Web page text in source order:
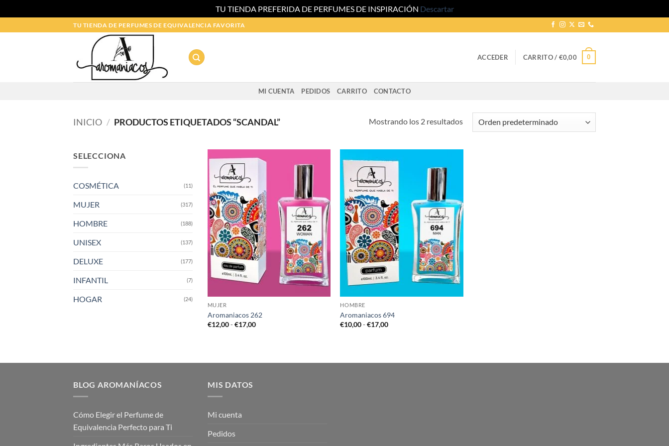
TU TIENDA PREFERIDA DE PERFUMES DE INSPIRACIÓN Descartar
al
TU TIENDA DE PERFUMES DE EQUIVALENCIA FAVORITA
ACCEDER CARRITO / €0,00 0
MI CUENTA PEDIDOS CARRITO CONTACTO
INICIO / PRODUCTOS ETIQUETADOS “SCANDAL” Mostrando los 2 resultados
SELECCIONA
COSMÉTICA (11)
MUJER (317)
HOMBRE (188)
UNISEX (137)
DELUXE (177)
INFANTIL (7)
HOGAR
(24)
MUJER
Aromaniacos 262
€12,00-€17,00Rango
€17,00
HOMBRE
Aromaniacos 694
€10,00 - €17,00Rango
€17,00
BLOG AROMANÍACOS
Cómo Elegir el Perfume de
Equivalencia Perfecto para Ti
MIS DATOS
Mi cuenta
Pedidos